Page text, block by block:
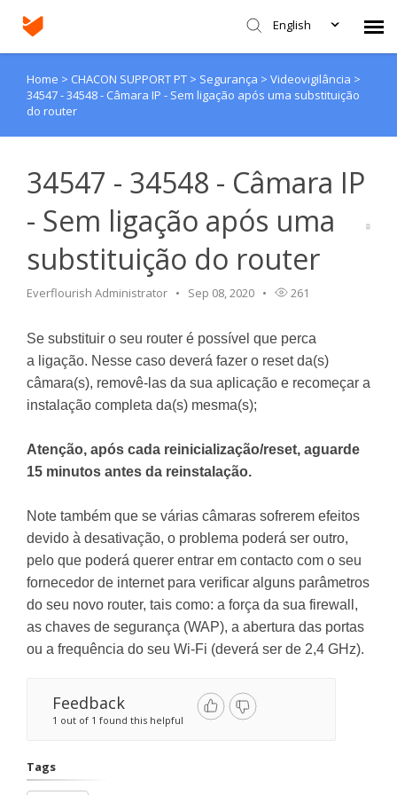
English
Agent Portal
Submit Ticket
Knowledge Base
Home > CHACON SUPPORT PT > Segurança > Videovigilância >
34547 - 34548 - Câmara IP - Sem ligação após uma substituição
do router
34547 - 34548 - Câmara IP
- Sem ligação após uma
substituição do router
Everflourish Administrator Sep 08, 2020 261
Se substituir o seu router é possível que perca
a ligação. Nesse caso deverá fazer o reset da(s)
câmara(s), removê-las da sua aplicação e recomeçar a
instalação completa da(s) mesma(s);
Atenção, após cada reinicialização/reset, aguarde
15 minutos antes da reinstalação.
Note também que se várias câmaras sofrerem efeitos
devido à desativação, o problema poderá ser outro,
pelo que poderá querer entrar em contacto com o seu
fornecedor de internet para verificar alguns parâmetros
do seu novo router, tais como: a força da sua firewall,
as chaves de segurança (WAP), a abertura das portas
ou a frequência do seu Wi-Fi (deverá ser de 2,4 GHz).
Feedback
1 out of 1 found this helpful
Tags